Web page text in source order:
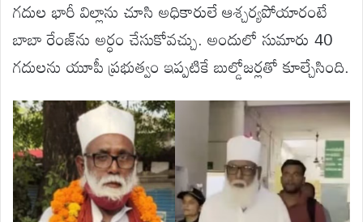
గదుల భారీ విల్లాను చూసి అధికారులే ఆశ్చర్యపోయారంటే
బాబా రేంజ్‌ను అర్ధం చేసుకోవచ్చు. అందులో సుమారు 40
గదులను యూపీ ప్రభుత్వం ఇప్పటికే బుల్డోజర్లతో కూల్చేసింది.